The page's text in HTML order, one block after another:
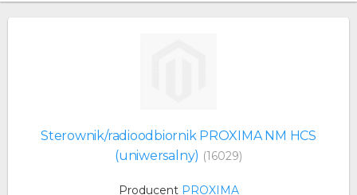
Sterownik/radioodbiornik PROXIMA NM HCS
(uniwersalny) (16029)
Producent PROXIMA